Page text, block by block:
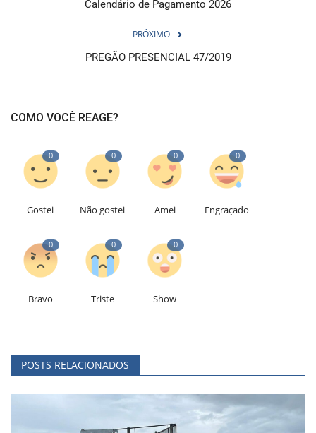
Calendário de Pagamento 2026
PRÓXIMO
PREGÃO PRESENCIAL 47/2019
COMO VOCÊ REAGE?
0
Gostei
0
Não gostei
0
Amei
0
Engraçado
0
Bravo
0
Triste
0
Show
POSTS RELACIONADOS